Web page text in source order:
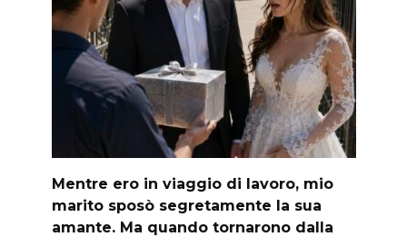
Mentre ero in viaggio di lavoro, mio
marito sposò segretamente la sua
amante. Ma quando tornarono dalla